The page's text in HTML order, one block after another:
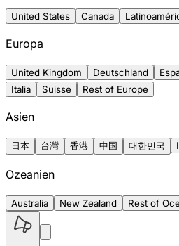
United States Canada
Europa
United Kingdom Deutschland
Italia
Suisse Rest of Europe
Asien
日本 台灣 香港 中国 대한민국
Ozeanien
Australia New Zealand Rest of